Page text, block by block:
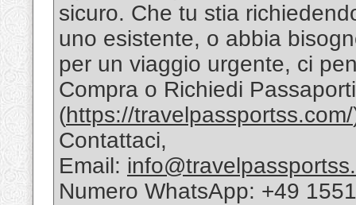
sicuro. Che tu stia
uno esistente, o abbia
per un viaggio urgente, ci
Compra o Richiedi
(https://travelpassportss.com/
Contattaci,
Email:
Numero WhatsApp: +49